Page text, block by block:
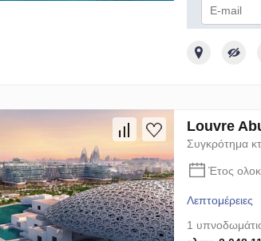
Louvre
Συγκρότημα
Έτος
Λεπτομέρειες
1